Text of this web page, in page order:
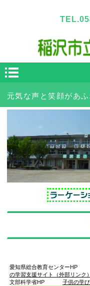
元気な声と笑顔があ
愛知県総合教育センター
の学習支援サイト（外部リンク）
文部科学省HP 子供の学